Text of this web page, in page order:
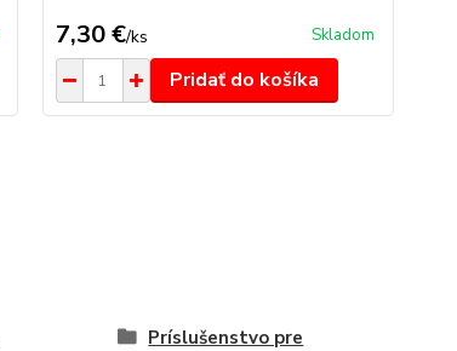
7,30 €/ks Skladom
Pridať do košíka
Príslušenstvo pre